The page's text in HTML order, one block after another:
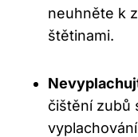
neuhněte k
štětinami.
čištění⁣ zubů